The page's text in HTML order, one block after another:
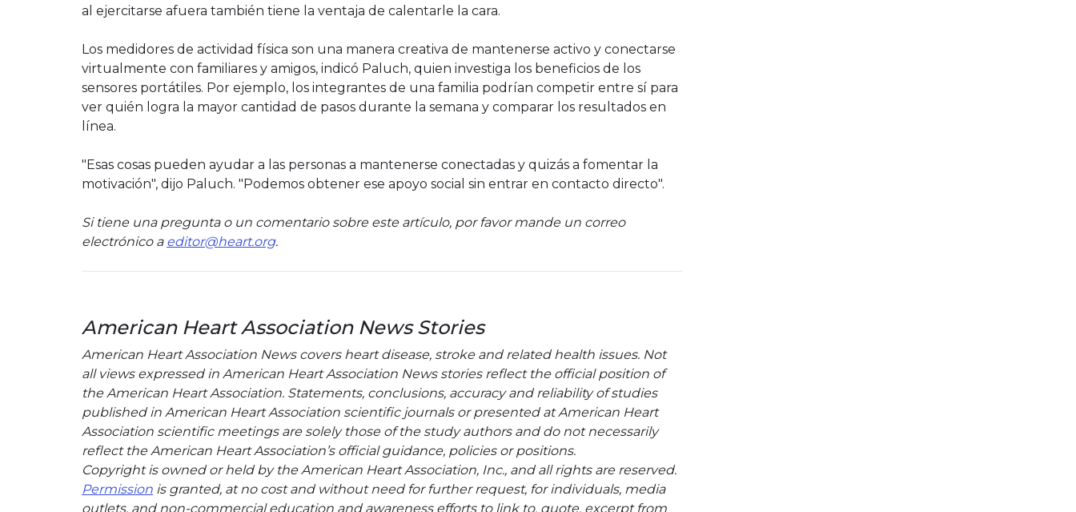
al ejercitarse afuera también tiene la ventaja de calentarle la cara.
Los medidores de actividad física son una manera creativa de mantenerse activo y conectarse
virtualmente con familiares y amigos, indicó Paluch, quien investiga los beneficios de los
sensores portátiles. Por ejemplo, los integrantes de una familia podrían competir entre sí para
ver quién logra la mayor cantidad de pasos durante la semana y comparar los resultados en
línea.
"Esas cosas pueden ayudar a las personas a mantenerse conectadas y quizás a fomentar la
motivación", dijo Paluch. "Podemos obtener ese apoyo social sin entrar en contacto directo".
Si tiene una pregunta o un comentario sobre este artículo, por favor mande un correo
electrónico a editor@heart.org.
American Heart Association News Stories
American Heart Association News covers heart disease, stroke and related health issues. Not
all views expressed in American Heart Association News stories reflect the official position of
the American Heart Association. Statements, conclusions, accuracy and reliability of studies
published in American Heart Association scientific journals or presented at American Heart
Association scientific meetings are solely those of the study authors and do not necessarily
reflect the American Heart Association’s official guidance, policies or positions.
Copyright is owned or held by the American Heart Association, Inc., and all rights are reserved.
Permission is granted, at no cost and without need for further request, for individuals, media
outlets, and non-commercial education and awareness efforts to link to, quote, excerpt from